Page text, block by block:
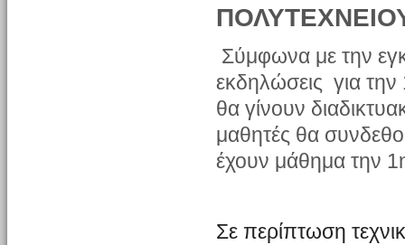
Σύμφωνα με την
εκδηλώσεις για
θα γίνουν
μαθητές θα
έχουν μάθημα την
Σε περίπτωση